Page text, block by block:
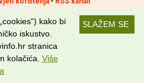
nas na: SLAŽEM SE
kako bi
iskustvo.
stranica
kolačića. Više